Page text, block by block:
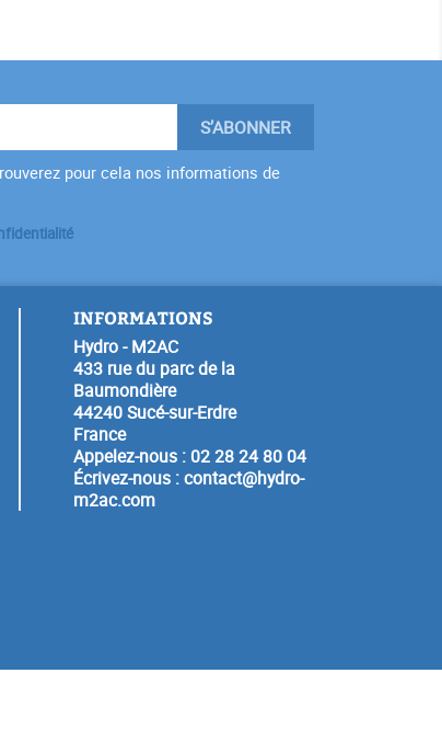
pour cela nos informations de
INFORMATIONS
Hydro - M2AC
433 rue du parc de la
Baumondière
44240 Sucé-sur-Erdre
France
Appelez-nous : 02 28 24 80 04
Écrivez-nous :contact@hydro-
m2ac.com